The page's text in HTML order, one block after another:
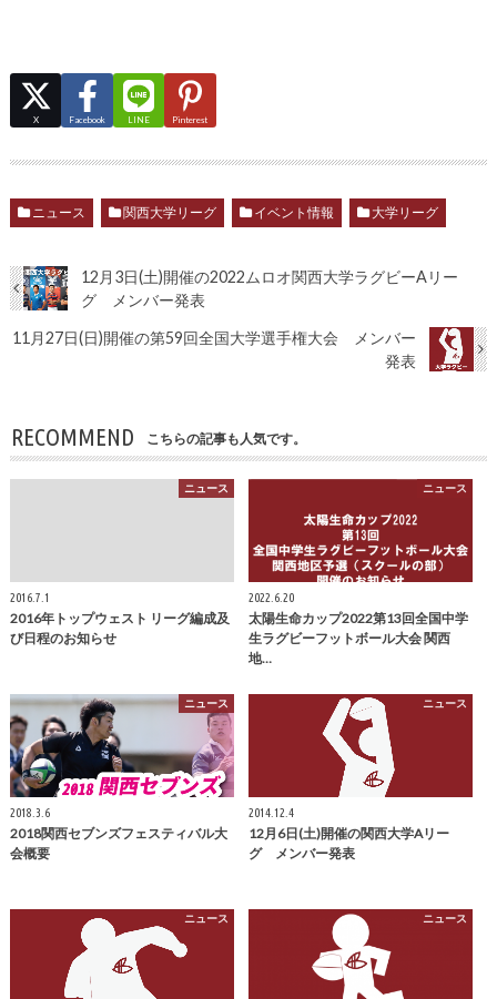
X Facebook LINE Pinterest
ニュース 関西大学リーグ イベント情報 大学リーグ
12月3日(土)開催の2022ムロオ関西大学ラグビーAリー
グ メンバー発表
11月27日(日)開催の第59回全国大学選手権大会 メンバー
発表
RECOMMEND こちらの記事も人気です。
ニュース
2016.7.1
2016年トップウェスト リーグ編成及
び日程のお知らせ
ニュース
2022.6.20
太陽生命カップ2022第13回全国中学
生ラグビーフットボール大会 関西
地…
ニュース
2018.3.6
2018関西セブンズフェスティバル大
会概要
ニュース
2014.12.4
12月6日(土)開催の関西大学Aリー
グ メンバー発表
ニュース ニュース